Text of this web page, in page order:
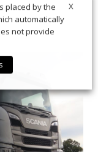
X
placed by the
automatically
not provide